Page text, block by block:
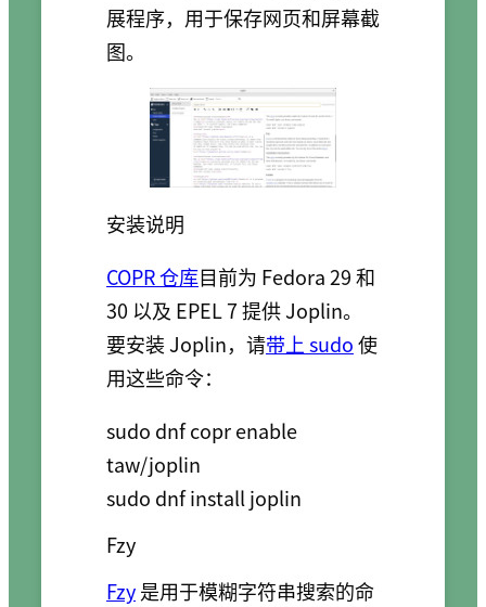
展程序，用于保存网页和屏幕截
图。
安装说明
COPR 仓库目前为 Fedora 29 和
30 以及 EPEL 7 提供 Joplin。
要安装 Joplin，请带上 sudo使
用这些命令：
sudo dnf copr enable
taw/joplin
sudo dnf install joplin
Fzy
Fzy是用于模糊字符串搜索的命